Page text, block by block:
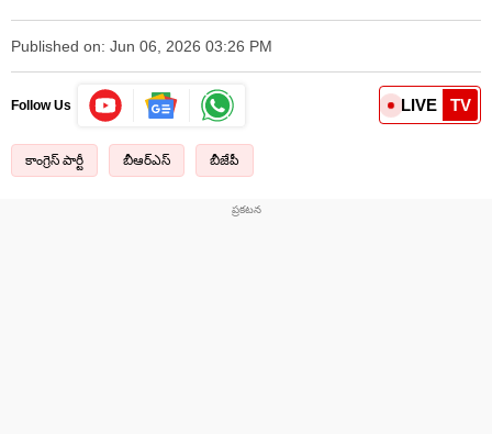
Published on: Jun 06, 2026 03:26 PM
Follow Us LIVE TV
కాంగ్రెస్ పార్టీ బీఆర్ఎస్ బీజేపీ